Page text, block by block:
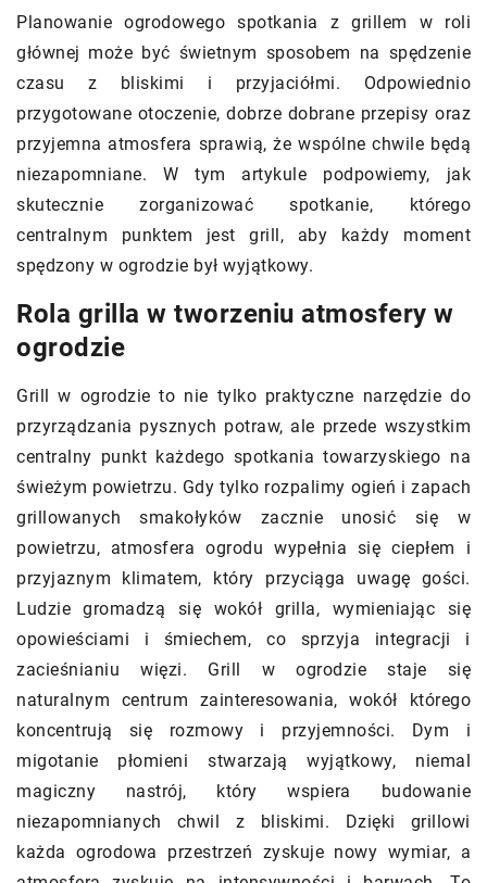
Planowanie ogrodowego spotkania z grillem w roli
głównej może być świetnym sposobem na spędzenie
czasu z bliskimi i przyjaciółmi. Odpowiednio
przygotowane otoczenie, dobrze dobrane przepisy oraz
przyjemna atmosfera sprawią, że wspólne chwile będą
niezapomniane. W tym artykule podpowiemy, jak
skutecznie zorganizować spotkanie, którego
centralnym punktem jest grill, aby każdy moment
spędzony w ogrodzie był wyjątkowy.
Rola grilla w tworzeniu atmosfery w
ogrodzie
Grill w ogrodzie to nie tylko praktyczne narzędzie do
przyrządzania pysznych potraw, ale przede wszystkim
centralny punkt każdego spotkania towarzyskiego na
świeżym powietrzu. Gdy tylko rozpalimy ogień i zapach
grillowanych smakołyków zacznie unosić się w
powietrzu, atmosfera ogrodu wypełnia się ciepłem i
przyjaznym klimatem, który przyciąga uwagę gości.
Ludzie gromadzą się wokół grilla, wymieniając się
opowieściami i śmiechem, co sprzyja integracji i
zacieśnianiu więzi. Grill w ogrodzie staje się
naturalnym centrum zainteresowania, wokół którego
koncentrują się rozmowy i przyjemności. Dym i
migotanie płomieni stwarzają wyjątkowy, niemal
magiczny nastrój, który wspiera budowanie
niezapomnianych chwil z bliskimi. Dzięki grillowi
każda ogrodowa przestrzeń zyskuje nowy wymiar, a